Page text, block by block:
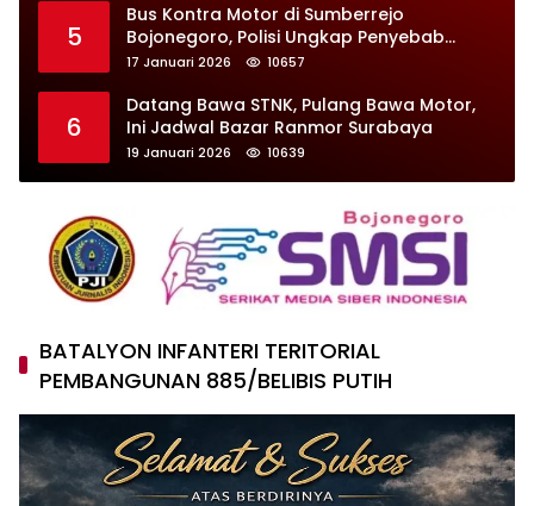
5
Bus Kontra Motor di Sumberrejo
Bojonegoro, Polisi Ungkap Penyebab
Kecelakaan
17 Januari 2026 10657
6
Datang Bawa STNK, Pulang Bawa Motor,
Ini Jadwal Bazar Ranmor Surabaya
19 Januari 2026 10639
BATALYON INFANTERI TERITORIAL
PEMBANGUNAN 885/BELIBIS PUTIH